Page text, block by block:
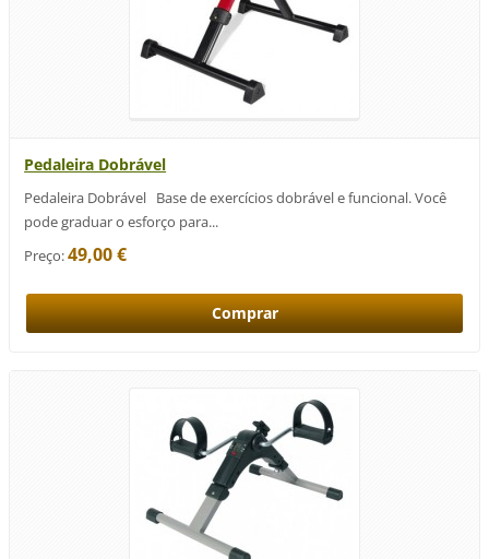
Pedaleira Dobrável
Pedaleira Dobrável Base de exercícios dobrável e funcional. Você
pode graduar o esforço para...
Preço:49,00 €